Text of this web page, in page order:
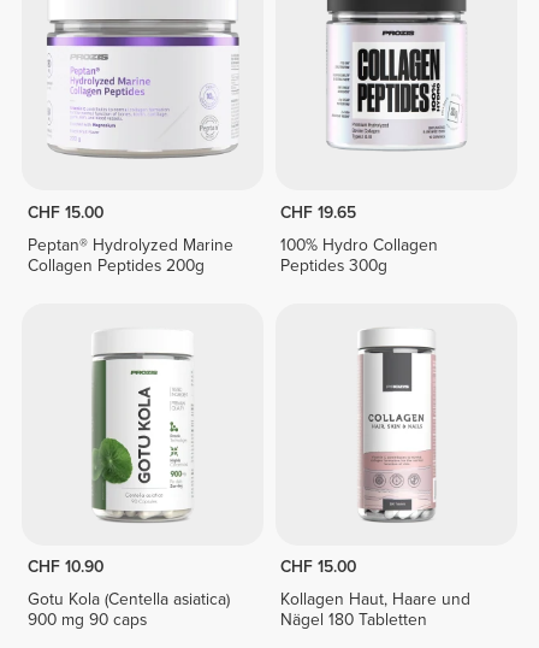
CHF 15.00
Peptan® Hydrolyzed Marine
Collagen Peptides 200g
CHF 19.65
100% Hydro Collagen
Peptides 300g
CHF 10.90
Gotu Kola (Centella asiatica)
900 mg 90 caps
CHF 15.00
Kollagen Haut, Haare und
Nägel 180 Tabletten